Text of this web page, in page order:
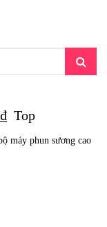
₫ Top
máy phun sương cao